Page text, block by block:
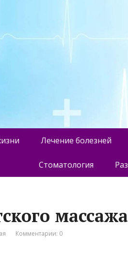
Лечение болезней
Стоматология
массажа
Комментарии: 0